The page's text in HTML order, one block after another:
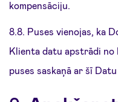
kompensāciju.
8.8. Puses vienojas, ka
Klienta datu apstrādi
puses saskaņā ar šī